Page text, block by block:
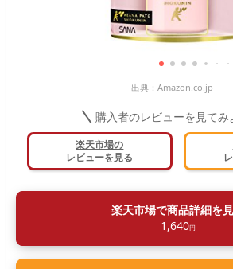
出典： Amazon.co.jp
購入者のレビューを見てみ
楽天市場の
レビューを見る
楽天市場で商品詳細を
1,640円